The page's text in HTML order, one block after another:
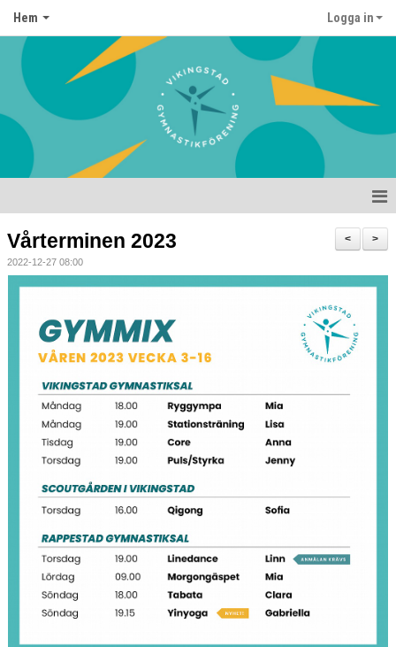
Hem Logga in
Hem
Barngymnastik
Anmälan & avgifter
Kontakt
Hitta till oss
Föreningen
Nyheter
Dokument
>
<
Vårterminen 2023
2022-12-27 08:00